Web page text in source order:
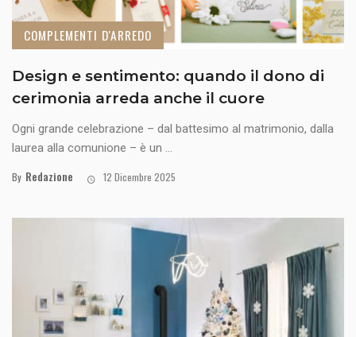
COMPLEMENTI D'ARREDO
Design e sentimento: quando il dono di
cerimonia arreda anche il cuore
Ogni grande celebrazione – dal battesimo al matrimonio, dalla
laurea alla comunione – è un ...
By Redazione 12 Dicembre 2025